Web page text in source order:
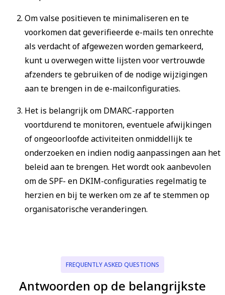
Om valse positieven te minimaliseren en te
voorkomen dat geverifieerde e-mails ten onrechte
als verdacht of afgewezen worden gemarkeerd,
kunt u overwegen witte lijsten voor vertrouwde
afzenders te gebruiken of de nodige wijzigingen
aan te brengen in de e-mailconfiguraties.
Het is belangrijk om DMARC-rapporten
voortdurend te monitoren, eventuele afwijkingen
of ongeoorloofde activiteiten onmiddellijk te
onderzoeken en indien nodig aanpassingen aan het
beleid aan te brengen. Het wordt ook aanbevolen
om de SPF- en DKIM-configuraties regelmatig te
herzien en bij te werken om ze af te stemmen op
organisatorische veranderingen.
FREQUENTLY ASKED QUESTIONS
Antwoorden op de belangrijkste